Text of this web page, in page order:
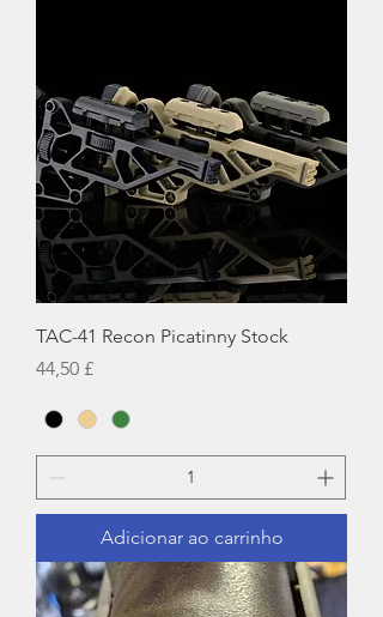
TAC-41 Recon Picatinny Stock
Preço
44,50 £
Adicionar ao carrinho